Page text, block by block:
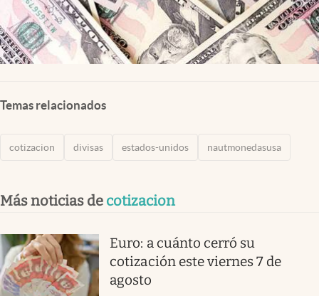
Temas relacionados
cotizacion divisas estados-unidos nautmonedasusa
Más noticias de cotizacion
Euro: a cuánto cerró su
cotización este viernes 7 de
agosto